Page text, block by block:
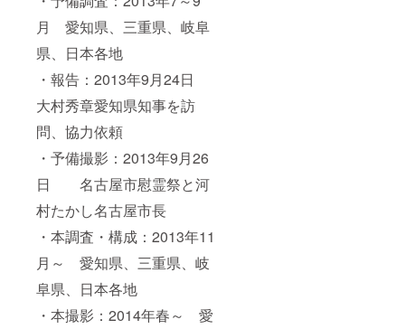
月 愛知県、三重県、岐阜
県、日本各地
・報告：2013年9月24日
大村秀章愛知県知事を訪
問、協力依頼
・予備撮影：2013年9月26
日 名古屋市慰霊祭と河
村たかし名古屋市長
・本調査・構成：2013年11
月～ 愛知県、三重県、岐
阜県、日本各地
・本撮影：2014年春～ 愛